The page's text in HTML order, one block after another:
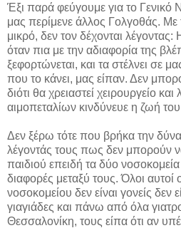
Έξι παρά φεύγουμε για το Γενικό
μας περίμενε άλλος Γολγοθάς. Με
μικρό, δεν τον δέχονται
όταν πια με την αδιαφορία της
ξεφορτώνεται, και τα στέλνει σε
που το κάνει, μας είπαν. Δεν
διότι θα χρειαστεί χειρουργείο
αιμοπεταλίων κινδύνευε η ζωή
Δεν ξέρω τότε που βρήκα την
λέγοντάς τους πως δεν μπορούν
παιδιού επειδή τα δύο νοσοκομεία
διαφορές μεταξύ τους. Όλοι αυτοί
νοσοκομείου δεν είναι γονείς δεν
γιαγιάδες και πάνω από όλα
Θεσσαλονίκη, τους είπα ότι αν